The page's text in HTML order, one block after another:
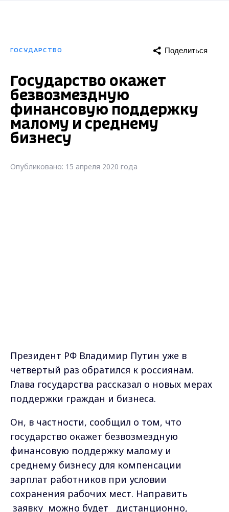
ГОСУДАРСТВО Поделиться
Государство окажет
безвозмездную
финансовую поддержку
малому и среднему
бизнесу
Опубликовано: 15 апреля 2020 года
сохранения рабочих мест . Направить
заявку можно будет дистанционно,
начиная с 1 мая.
компаниям в размере МРОТ (12 130 рублей)
на каждого сотрудника, трудоустроенного
по состоянию на 1 апреля, поступит с 18
мая.
Также Путин предложил выдавать бизнесу
льготный кредит на пополнение оборотных